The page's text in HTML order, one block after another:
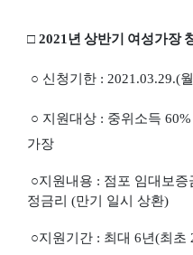
□ 2021년 상반기 여성가장
○ 신청기한 : 2021.03.29.(월
○ 지원대상 : 중위소득 60%
가장
○지원내용 : 점포 임대보증
정금리 (만기 일시 상환)
○지원기간 : 최대 6년(최초